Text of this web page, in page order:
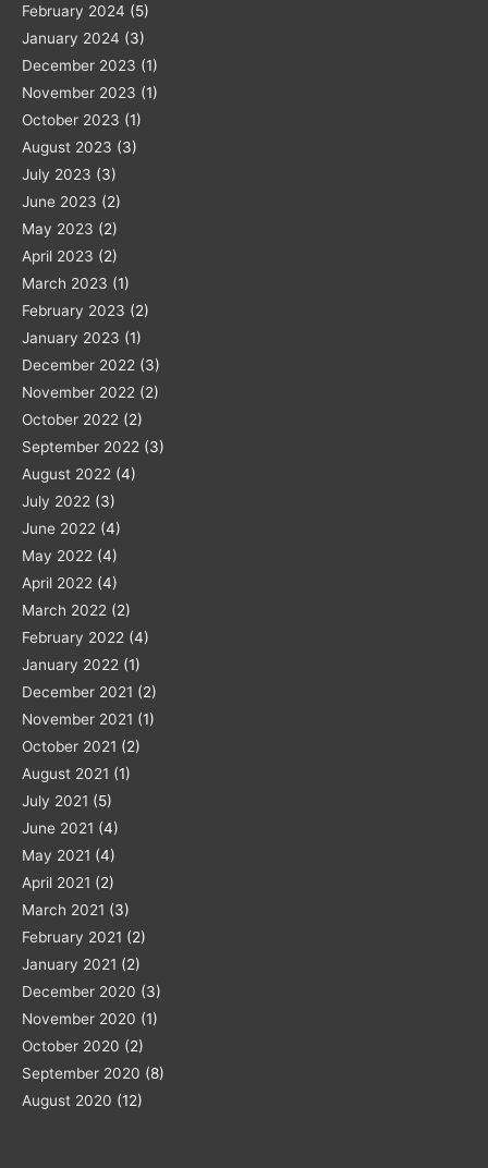
February 2024 (5)
January 2024 (3)
December 2023 (1)
November 2023 (1)
October 2023 (1)
August 2023 (3)
July 2023 (3)
June 2023 (2)
May 2023 (2)
April 2023 (2)
March 2023 (1)
February 2023 (2)
January 2023 (1)
December 2022 (3)
November 2022 (2)
October 2022 (2)
September 2022 (3)
August 2022 (4)
July 2022 (3)
June 2022 (4)
May 2022 (4)
April 2022 (4)
March 2022 (2)
February 2022 (4)
January 2022 (1)
December 2021 (2)
November 2021 (1)
October 2021 (2)
August 2021 (1)
July 2021 (5)
June 2021 (4)
May 2021 (4)
April 2021 (2)
March 2021 (3)
February 2021 (2)
January 2021 (2)
December 2020 (3)
November 2020 (1)
October 2020 (2)
September 2020 (8)
August 2020 (12)